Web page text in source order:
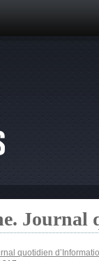
Journal
quotidien